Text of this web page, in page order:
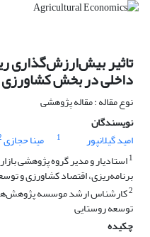
تاثیر بیش‌ارزش‌گذاری
داخلی در بخش کشاورزی
نوع مقاله : مقاله پژوهشی
نویسندگان
امید گیلانپور
1 مینا حجازی
1استادیار و مدیر گروه پژوهشی
برنامه‌ریزی، اقتصاد کشاورزی و
2کارشناس ارشد موسسه
توسعه روستایی
چکیده